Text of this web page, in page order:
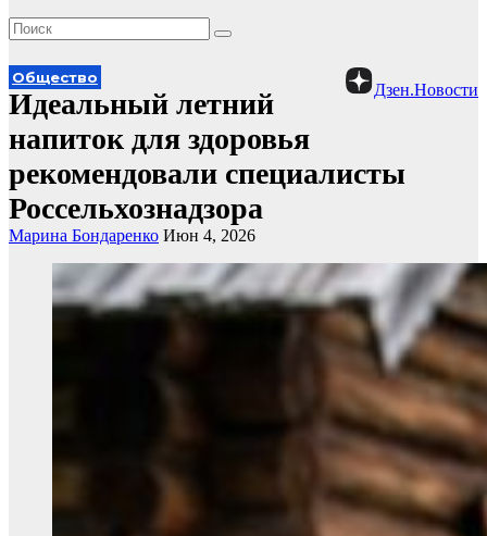
Дзен.Новости
Общество
Идеальный летний
напиток для здоровья
рекомендовали специалисты
Россельхознадзора
Марина Бондаренко Июн 4, 2026